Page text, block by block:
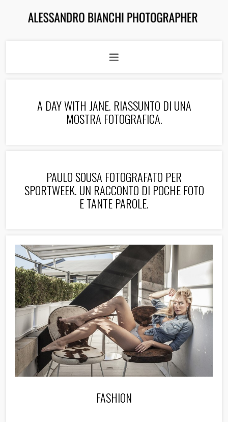
A DAY WITH JANE. RIASSUNTO DI UNA
MOSTRA FOTOGRAFICA.
PAULO SOUSA FOTOGRAFATO PER
SPORTWEEK. UN RACCONTO DI POCHE FOTO
E TANTE PAROLE.
FASHION